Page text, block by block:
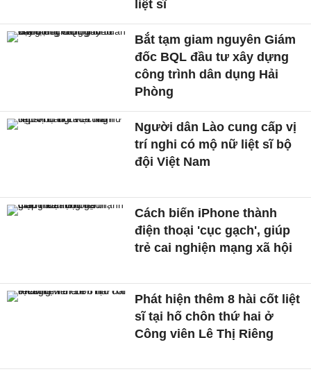
liệt sĩ
Bắt tạm giam nguyên Giám
đốc BQL đầu tư xây dựng
công trình dân dụng Hải
Phòng
Người dân Lào cung cấp vị
trí nghi có mộ nữ liệt sĩ bộ
đội Việt Nam
Cách biến iPhone thành
điện thoại 'cục gạch', giúp
trẻ cai nghiện mạng xã hội
Phát hiện thêm 8 hài cốt liệt
sĩ tại hố chôn thứ hai ở
Công viên Lê Thị Riêng